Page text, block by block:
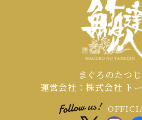
まぐろのたつ
運営会社：株式会社 ト